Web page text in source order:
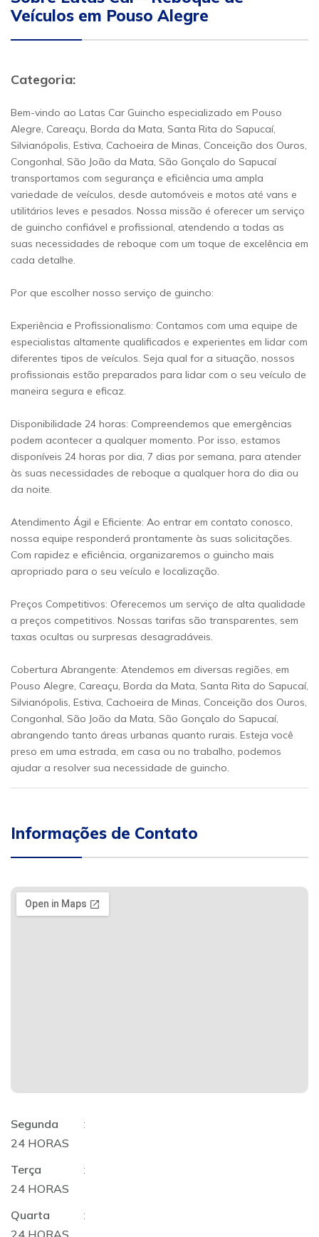
Veículos em Pouso Alegre
Categoria:
Bem-vindo ao Latas Car Guincho especializado em Pouso
Alegre, Careaçu, Borda da Mata, Santa Rita do Sapucaí,
Silvianópolis, Estiva, Cachoeira de Minas, Conceição dos Ouros,
Congonhal, São João da Mata, São Gonçalo do Sapucaí
transportamos com segurança e eficiência uma ampla
variedade de veículos, desde automóveis e motos até vans e
utilitários leves e pesados. Nossa missão é oferecer um serviço
de guincho confiável e profissional, atendendo a todas as
suas necessidades de reboque com um toque de excelência em
cada detalhe.
Por que escolher nosso serviço de guincho:
Experiência e Profissionalismo: Contamos com uma equipe de
especialistas altamente qualificados e experientes em lidar com
diferentes tipos de veículos. Seja qual for a situação, nossos
profissionais estão preparados para lidar com o seu veículo de
maneira segura e eficaz.
Disponibilidade 24 horas: Compreendemos que emergências
podem acontecer a qualquer momento. Por isso, estamos
disponíveis 24 horas por dia, 7 dias por semana, para atender
às suas necessidades de reboque a qualquer hora do dia ou
da noite.
Atendimento Ágil e Eficiente: Ao entrar em contato conosco,
nossa equipe responderá prontamente às suas solicitações.
Com rapidez e eficiência, organizaremos o guincho mais
apropriado para o seu veículo e localização.
Preços Competitivos: Oferecemos um serviço de alta qualidade
a preços competitivos. Nossas tarifas são transparentes, sem
taxas ocultas ou surpresas desagradáveis.
Cobertura Abrangente: Atendemos em diversas regiões, em
Pouso Alegre, Careaçu, Borda da Mata, Santa Rita do Sapucaí,
Silvianópolis, Estiva, Cachoeira de Minas, Conceição dos Ouros,
Congonhal, São João da Mata, São Gonçalo do Sapucaí,
abrangendo tanto áreas urbanas quanto rurais. Esteja você
preso em uma estrada, em casa ou no trabalho, podemos
ajudar a resolver sua necessidade de guincho.
Informações de Contato
Segunda
:
24 HORAS
Terça
:
24 HORAS
Quarta
:
24 HORAS